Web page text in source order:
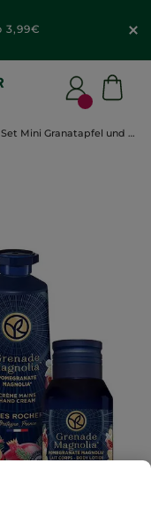
3,99€
Set Mini Granatapfel und Magnolie